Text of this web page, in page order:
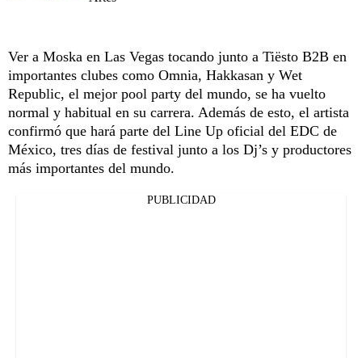
Ver a Moska en Las Vegas tocando junto a Tiësto B2B en
importantes clubes como Omnia, Hakkasan y Wet
Republic, el mejor pool party del mundo, se ha vuelto
normal y habitual en su carrera. Además de esto, el artista
confirmó que hará parte del Line Up oficial del EDC de
México, tres días de festival junto a los Dj’s y productores
más importantes del mundo.
PUBLICIDAD